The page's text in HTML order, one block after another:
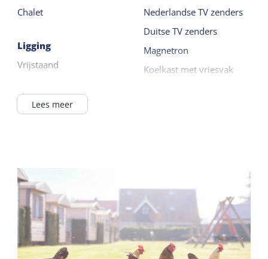
Chalet
Ligging
Vrijstaand
Buiten het dorp
Algemeen
Huisdiervrij
Slaapkamer begane
grond
Centrale verwarming
Nederlandse TV zenders
Duitse TV zenders
Magnetron
Koelkast met vriesvak
Gedeelde faciliteiten
Wifi gedeeld
Parkeerterrein
Lees meer